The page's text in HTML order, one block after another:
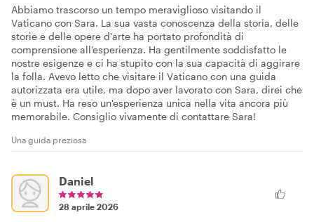
Abbiamo trascorso un tempo meraviglioso visitando il
Vaticano con Sara. La sua vasta conoscenza della storia, delle
storie e delle opere d'arte ha portato profondità di
comprensione all'esperienza. Ha gentilmente soddisfatto le
nostre esigenze e ci ha stupito con la sua capacità di aggirare
la folla. Avevo letto che visitare il Vaticano con una guida
autorizzata era utile, ma dopo aver lavorato con Sara, direi che
è un must. Ha reso un'esperienza unica nella vita ancora più
memorabile. Consiglio vivamente di contattare Sara!
Una guida preziosa
Daniel
28 aprile 2026